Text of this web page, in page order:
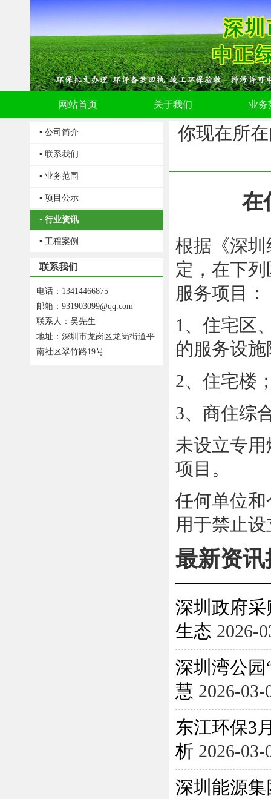
网站首页 关于我们 业务
▪ 公司简介
▪ 联系我们
▪ 业务范围
▪ 项目公示
▪ 行业资讯
▪ 工程案例
联系我们
电话：13414466875
邮箱：931903099@qq.com
联系人：吴先生
地址：深圳市龙岗区龙岗街道平
南社区翠竹路19号
你现在所
在
根据《深
定，在下
服务项目：
1、住宅区
的服务设
2、住宅楼
3、商住综
未设立专
项目。
任何单位
用于禁止
最新资讯
深圳政府
生态 2026-
深圳湾公
慧 2026-03-
东江环保3
析 2026-03-
深圳能源